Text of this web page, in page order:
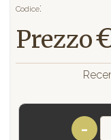
Codice:
Prezzo
-